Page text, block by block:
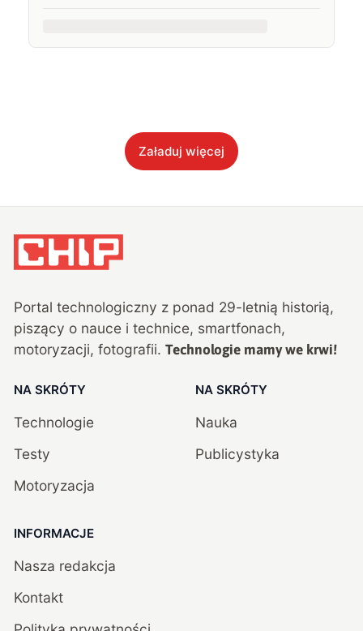
Załaduj więcej
Portal technologiczny z ponad 29-letnią historią,
piszący o nauce i technice, smartfonach,
motoryzacji, fotografii. Technologie mamy we krwi!
NA SKRÓTY
Technologie
Testy
Motoryzacja
NA SKRÓTY
Nauka
Publicystyka
INFORMACJE
Nasza redakcja
Kontakt